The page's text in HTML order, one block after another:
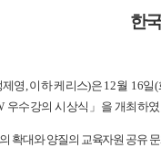
한
영 이하 케리스)은 12월 16일(
우수강의 시상식 」 을 개최하
확대와 양질의 교육자원 공유